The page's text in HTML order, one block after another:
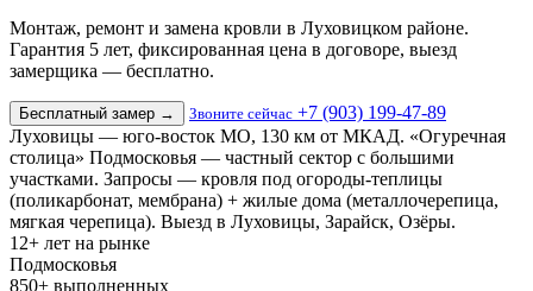
Монтаж, ремонт и замена кровли в Луховицком районе.
Гарантия 5 лет, фиксированная цена в договоре, выезд
замерщика — бесплатно.
Бесплатный замер → Звоните сейчас +7 (903) 199-47-89
Луховицы — юго-восток МО, 130 км от МКАД. «Огуречная
столица» Подмосковья — частный сектор с большими
участками. Запросы — кровля под огороды-теплицы
(поликарбонат, мембрана) + жилые дома (металлочерепица,
мягкая черепица). Выезд в Луховицы, Зарайск, Озёры.
12+ лет на рынке
Подмосковья
850+ выполненных